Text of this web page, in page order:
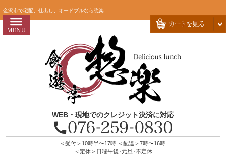
金沢市で宅配、仕出し、オードブルなら惣楽
WEB・現地でのクレジット決済に対応
＜受付＞10時半〜17時 ＜配達＞7時〜16時
＜定休＞日曜午後･元旦･不定休
HOME
惣楽のこだわり
配達エリア・注文方法